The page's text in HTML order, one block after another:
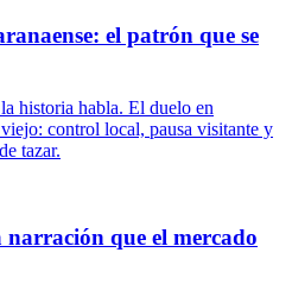
el patrón que se
historia habla. El duelo en
control local, pausa visitante y
tazar.
que el mercado